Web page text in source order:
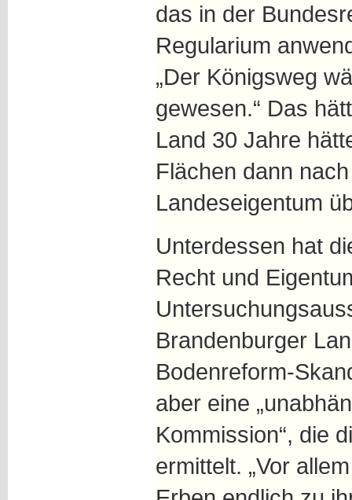
das in der
Regularium
„Der Königsweg
gewesen.“ Das
Land 30 Jahre
Flächen dann
Landeseigentum
Unterdessen hat
Recht und
Brandenburger
Bodenreform-
aber eine
Kommission“, die
ermittelt. „Vor